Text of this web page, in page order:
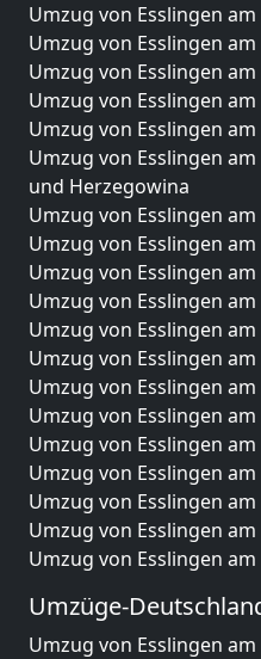
Umzug von Esslingen
Umzug von Esslingen
Umzug von Esslingen
Umzug von Esslingen
Umzug von Esslingen
Umzug von Esslingen
und Herzegowina
Umzug von Esslingen
Umzug von Esslingen
Umzug von Esslingen
Umzug von Esslingen
Umzug von Esslingen
Umzug von Esslingen
Umzug von Esslingen
Umzug von Esslingen
Umzug von Esslingen
Umzug von Esslingen
Umzug von Esslingen
Umzug von Esslingen
Umzug von Esslingen
Umzüge-
Umzug von Esslingen